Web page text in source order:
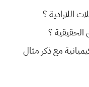
اللارادية ؟
الحقيقية ؟
مع ذكر مثال